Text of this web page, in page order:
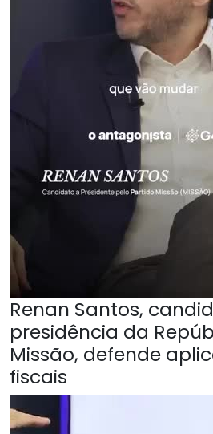
Renan Santos,
presidência da
Missão, defende
fiscais